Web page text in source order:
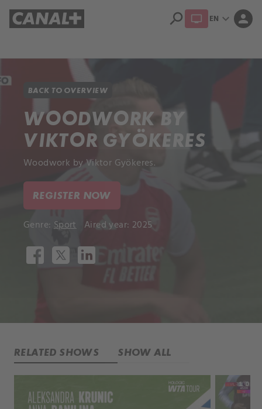
search EN expand_more person
BACK TO OVERVIEW
WOODWORK BY
VIKTOR GYÖKERES
Woodwork by Viktor Gyökeres.
REGISTER NOW
Genre: Sport Aired year: 2025
RELATED SHOWS SHOW ALL